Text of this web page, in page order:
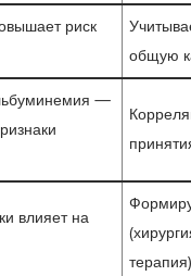
риск
общую
—
влияет на
терапия)